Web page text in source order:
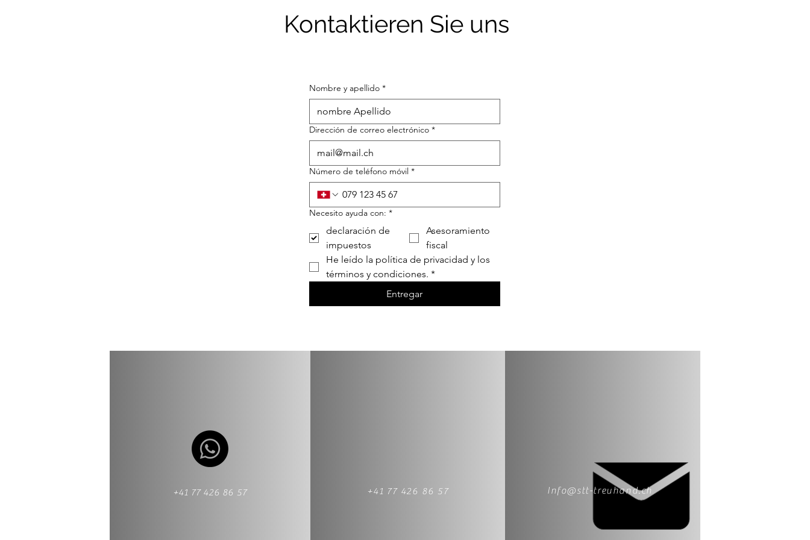
Kontaktieren Sie uns
Nombre y apellido *
Dirección de correo electrónico *
Número de teléfono móvil *
Necesito ayuda con: *
declaración de
impuestos
Asesoramiento
fiscal
He leído la política de privacidad y los
términos y condiciones. *
Entregar
+41 77 426 86 57 +41 77 426 86 57 Info@stt-treuhand.ch